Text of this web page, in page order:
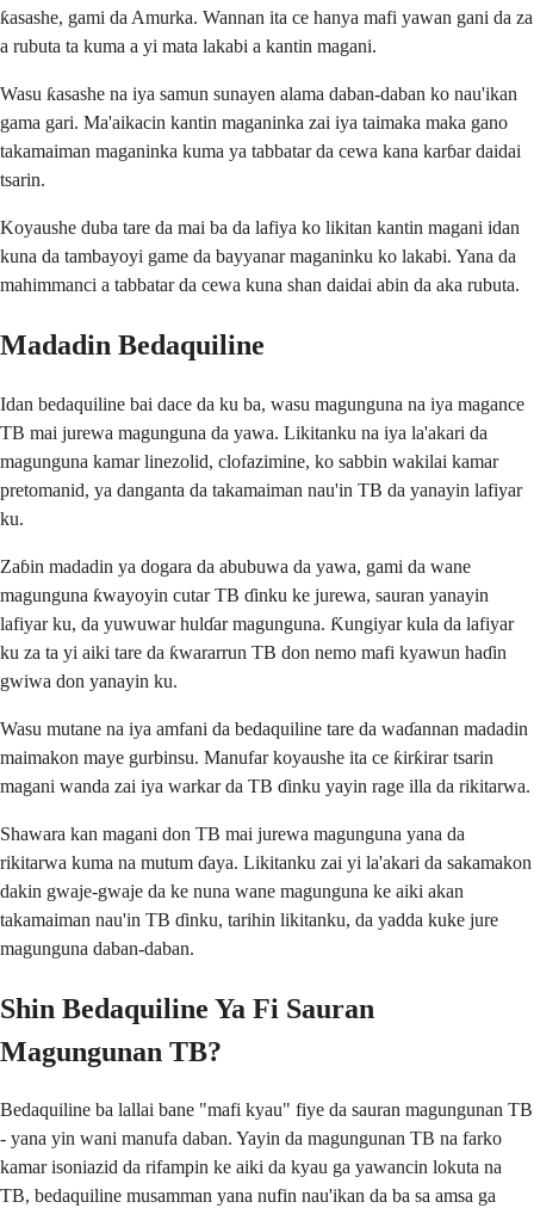
ƙasashe, gami da Amurka. Wannan ita ce hanya mafi yawan gani da za
a rubuta ta kuma a yi mata lakabi a kantin magani.
Wasu ƙasashe na iya samun sunayen alama daban-daban ko nau'ikan
gama gari. Ma'aikacin kantin maganinka zai iya taimaka maka gano
takamaiman maganinka kuma ya tabbatar da cewa kana karɓar daidai
tsarin.
Koyaushe duba tare da mai ba da lafiya ko likitan kantin magani idan
kuna da tambayoyi game da bayyanar maganinku ko lakabi. Yana da
mahimmanci a tabbatar da cewa kuna shan daidai abin da aka rubuta.
Madadin Bedaquiline
Idan bedaquiline bai dace da ku ba, wasu magunguna na iya magance
TB mai jurewa magunguna da yawa. Likitanku na iya la'akari da
magunguna kamar linezolid, clofazimine, ko sabbin wakilai kamar
pretomanid, ya danganta da takamaiman nau'in TB da yanayin lafiyar
ku.
Zaɓin madadin ya dogara da abubuwa da yawa, gami da wane
magunguna ƙwayoyin cutar TB ɗinku ke jurewa, sauran yanayin
lafiyar ku, da yuwuwar hulɗar magunguna. Ƙungiyar kula da lafiyar
ku za ta yi aiki tare da ƙwararrun TB don nemo mafi kyawun haɗin
gwiwa don yanayin ku.
Wasu mutane na iya amfani da bedaquiline tare da waɗannan madadin
maimakon maye gurbinsu. Manufar koyaushe ita ce ƙirƙirar tsarin
magani wanda zai iya warkar da TB ɗinku yayin rage illa da rikitarwa.
Shawara kan magani don TB mai jurewa magunguna yana da
rikitarwa kuma na mutum ɗaya. Likitanku zai yi la'akari da sakamakon
dakin gwaje-gwaje da ke nuna wane magunguna ke aiki akan
takamaiman nau'in TB ɗinku, tarihin likitanku, da yadda kuke jure
magunguna daban-daban.
Shin Bedaquiline Ya Fi Sauran
Magungunan TB?
Bedaquiline ba lallai bane "mafi kyau" fiye da sauran magungunan TB
- yana yin wani manufa daban. Yayin da magungunan TB na farko
kamar isoniazid da rifampin ke aiki da kyau ga yawancin lokuta na
TB, bedaquiline musamman yana nufin nau'ikan da ba sa amsa ga